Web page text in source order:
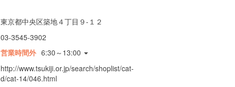
東京都中央区築地４丁目９-１２
03-3545-3902
営業時間外 6:30～13:00
http://www.tsukiji.or.jp/search/shoplist/cat-
d/cat-14/046.html